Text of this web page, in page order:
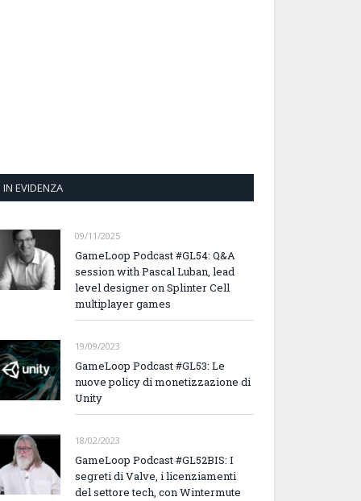
IN EVIDENZA
09/11/2025
GameLoop Podcast #GL54: Q&A
session with Pascal Luban, lead
level designer on Splinter Cell
multiplayer games
19/09/2023
GameLoop Podcast #GL53: Le
nuove policy di monetizzazione di
Unity
18/02/2023
GameLoop Podcast #GL52BIS: I
segreti di Valve, i licenziamenti
del settore tech, con Wintermute